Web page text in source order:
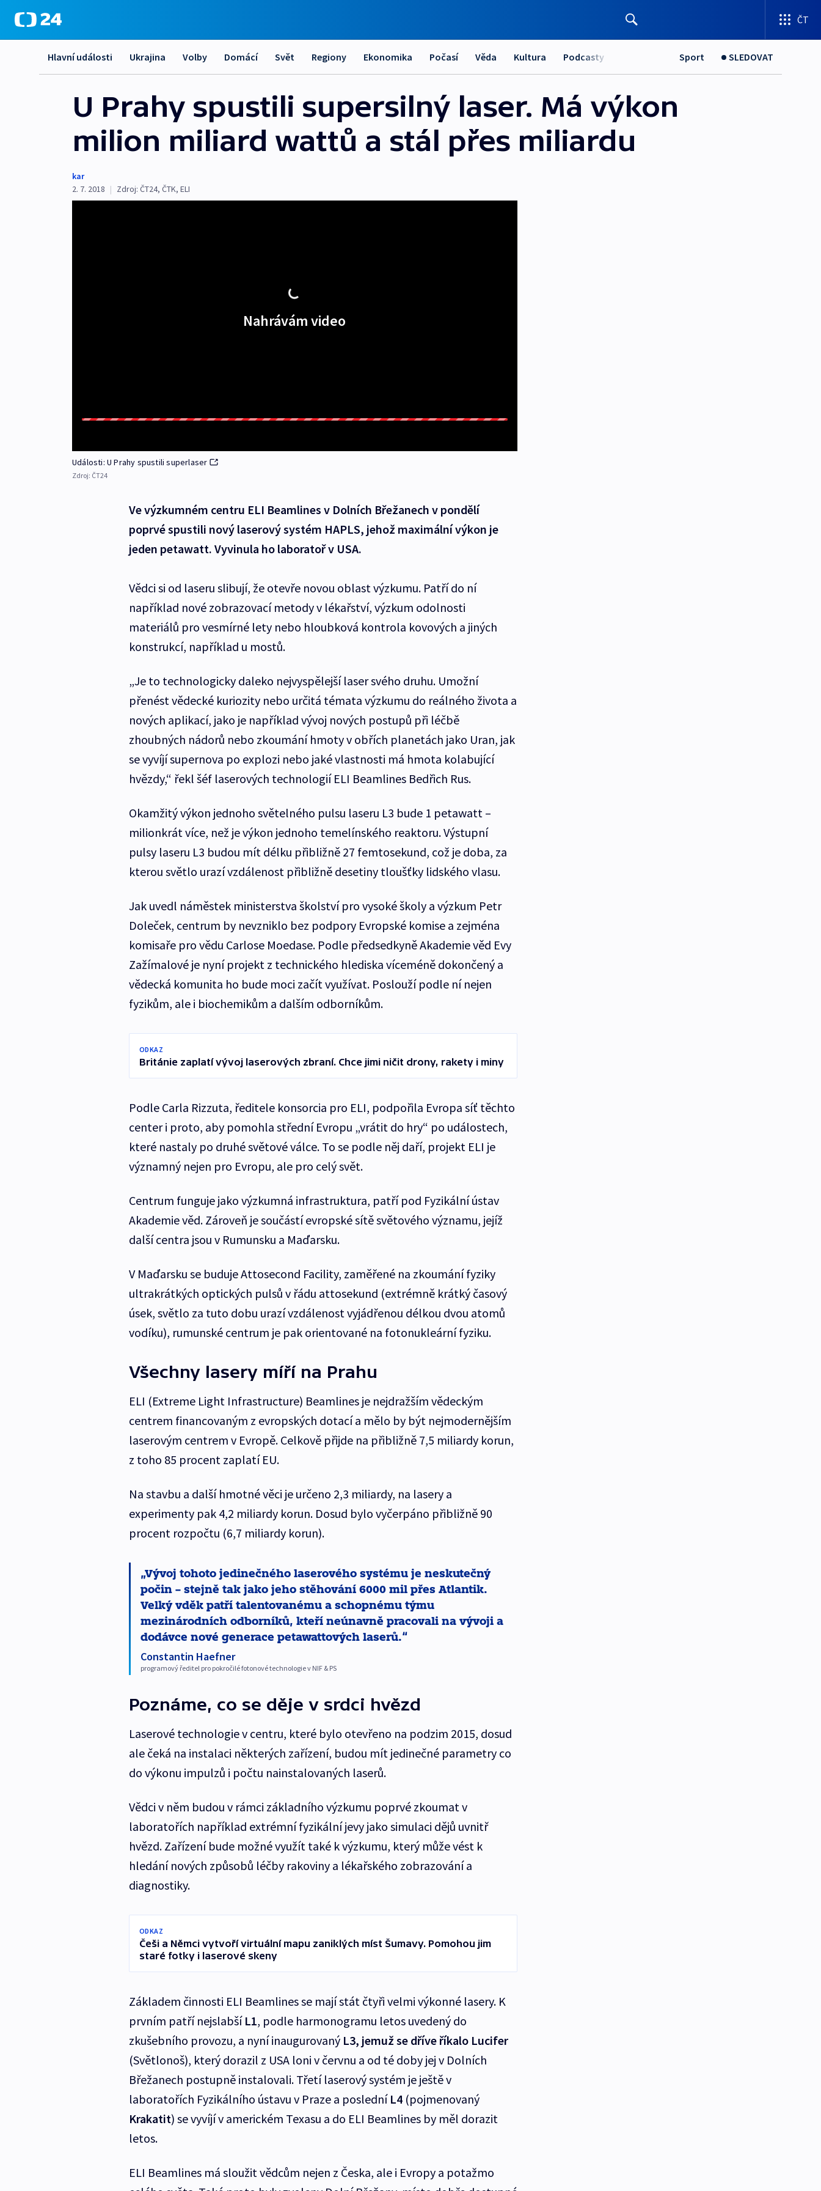
ČT
Hlavní události Ukrajina Volby Domácí Svět Regiony Ekonomika Počasí Věda Kultura Podcasty Sport SLEDOVAT
U Prahy spustili supersilný laser. Má výkon
milion miliard wattů a stál přes miliardu
kar
2. 7. 2018 | Zdroj: ČT24, ČTK, ELI
Nahrávám video
Události: U Prahy spustili superlaser
Zdroj: ČT24
Ve výzkumném centru ELI Beamlines v Dolních Břežanech v pondělí
poprvé spustili nový laserový systém HAPLS, jehož maximální výkon je
jeden petawatt. Vyvinula ho laboratoř v USA.
Vědci si od laseru slibují, že otevře novou oblast výzkumu. Patří do ní
například nové zobrazovací metody v lékařství, výzkum odolnosti
materiálů pro vesmírné lety nebo hloubková kontrola kovových a jiných
konstrukcí, například u mostů.
„Je to technologicky daleko nejvyspělejší laser svého druhu. Umožní
přenést vědecké kuriozity nebo určitá témata výzkumu do reálného života a
nových aplikací, jako je například vývoj nových postupů při léčbě
zhoubných nádorů nebo zkoumání hmoty v obřích planetách jako Uran, jak
se vyvíjí supernova po explozi nebo jaké vlastnosti má hmota kolabující
hvězdy,“ řekl šéf laserových technologií ELI Beamlines Bedřich Rus.
Okamžitý výkon jednoho světelného pulsu laseru L3 bude 1 petawatt –
milionkrát více, než je výkon jednoho temelínského reaktoru. Výstupní
pulsy laseru L3 budou mít délku přibližně 27 femtosekund, což je doba, za
kterou světlo urazí vzdálenost přibližně desetiny tloušťky lidského vlasu.
Jak uvedl náměstek ministerstva školství pro vysoké školy a výzkum Petr
Doleček, centrum by nevzniklo bez podpory Evropské komise a zejména
komisaře pro vědu Carlose Moedase. Podle předsedkyně Akademie věd Evy
Zažímalové je nyní projekt z technického hlediska víceméně dokončený a
vědecká komunita ho bude moci začít využívat. Poslouží podle ní nejen
fyzikům, ale i biochemikům a dalším odborníkům.
ODKAZ
Británie zaplatí vývoj laserových zbraní. Chce jimi ničit drony, rakety i miny
Podle Carla Rizzuta, ředitele konsorcia pro ELI, podpořila Evropa síť těchto
center i proto, aby pomohla střední Evropu „vrátit do hry“ po událostech,
které nastaly po druhé světové válce. To se podle něj daří, projekt ELI je
významný nejen pro Evropu, ale pro celý svět.
Centrum funguje jako výzkumná infrastruktura, patří pod Fyzikální ústav
Akademie věd. Zároveň je součástí evropské sítě světového významu, jejíž
další centra jsou v Rumunsku a Maďarsku.
V Maďarsku se buduje Attosecond Facility, zaměřené na zkoumání fyziky
ultrakrátkých optických pulsů v řádu attosekund (extrémně krátký časový
úsek, světlo za tuto dobu urazí vzdálenost vyjádřenou délkou dvou atomů
vodíku), rumunské centrum je pak orientované na fotonukleární fyziku.
Všechny lasery míří na Prahu
ELI (Extreme Light Infrastructure) Beamlines je nejdražším vědeckým
centrem financovaným z evropských dotací a mělo by být nejmodernějším
laserovým centrem v Evropě. Celkově přijde na přibližně 7,5 miliardy korun,
z toho 85 procent zaplatí EU.
Na stavbu a další hmotné věci je určeno 2,3 miliardy, na lasery a
experimenty pak 4,2 miliardy korun. Dosud bylo vyčerpáno přibližně 90
procent rozpočtu (6,7 miliardy korun).
Vývoj tohoto jedinečného laserového systému je neskutečný
počin – stejně tak jako jeho stěhování 6000 mil přes Atlantik.
Velký vděk patří talentovanému a schopnému týmu
mezinárodních odborníků, kteří neúnavně pracovali na vývoji a
dodávce nové generace petawattových laserů.
Constantin Haefner
programový ředitel pro pokročilé fotonové technologie v NIF & PS
Poznáme, co se děje v srdci hvězd
Laserové technologie v centru, které bylo otevřeno na podzim 2015, dosud
ale čeká na instalaci některých zařízení, budou mít jedinečné parametry co
do výkonu impulzů i počtu nainstalovaných laserů.
Vědci v něm budou v rámci základního výzkumu poprvé zkoumat v
laboratořích například extrémní fyzikální jevy jako simulaci dějů uvnitř
hvězd. Zařízení bude možné využít také k výzkumu, který může vést k
hledání nových způsobů léčby rakoviny a lékařského zobrazování a
diagnostiky.
ODKAZ
Češi a Němci vytvoří virtuální mapu zaniklých míst Šumavy. Pomohou jim
staré fotky i laserové skeny
Základem činnosti ELI Beamlines se mají stát čtyři velmi výkonné lasery. K
prvním patří nejslabší L1, podle harmonogramu letos uvedený do
zkušebního provozu, a nyní inaugurovanýL3, jemuž se dříve říkalo Lucifer
(Světlonoš), který dorazil z USA loni v červnu a od té doby jej v Dolních
Břežanech postupně instalovali. Třetí laserový systém je ještě v
laboratořích Fyzikálního ústavu v Praze a poslední L4(pojmenovaný
Krakatit) se vyvíjí v americkém Texasu a do ELI Beamlines by měl dorazit
letos.
ELI Beamlines má sloužit vědcům nejen z Česka, ale i Evropy a potažmo